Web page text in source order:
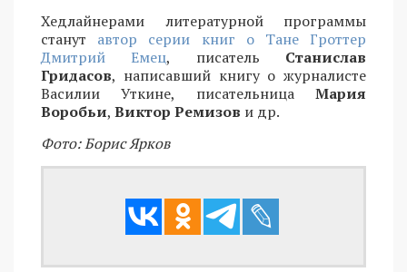
Хедлайнерами литературной программы
станут автор серии книг о Тане Гроттер
Дмитрий Емец, писатель Станислав
Гридасов, написавший книгу о журналисте
Василии Уткине, писательница Мария
Воробьи, Виктор Ремизов и др.
Фото: Борис Ярков